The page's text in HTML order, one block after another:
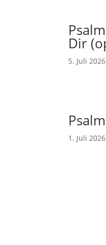
Dir
5. Juli 2026
1. Juli 2026